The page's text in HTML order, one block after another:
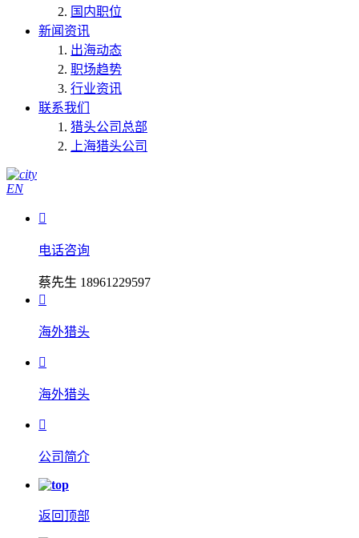
国内职位
新闻资讯
出海动态
职场趋势
行业资讯
联系我们
猎头公司总部
上海猎头公司
EN

电话咨询
蔡先生 18961229597

海外猎头

海外猎头

公司简介
返回顶部